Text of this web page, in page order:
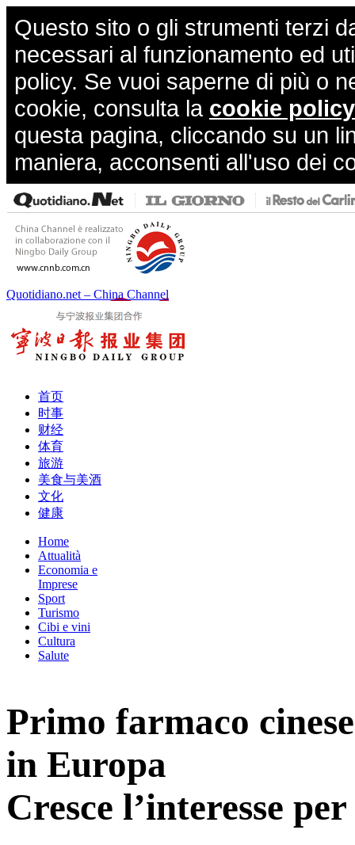
Questo sito o gli strumenti terzi
necessari al funzionamento ed
policy. Se vuoi saperne di più o
cookie, consulta la cookie policy
questa pagina, cliccando su un
maniera, acconsenti all'uso dei
Quotidiano.net – China Channel
首页
时事
财经
体育
旅游
美食与美酒
文化
健康
Home
Attualità
Economia e
Imprese
Sport
Turismo
Cibi e vini
Cultura
Salute
Primo farmaco
in Europa
Cresce l’interesse